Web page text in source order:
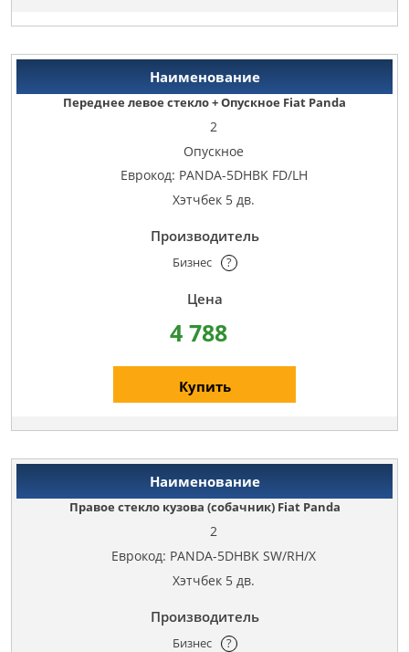
Переднее левое стекло + Опускное Fiat Panda
2
Опускное
Еврокод: PANDA-5DHBK FD/LH
Хэтчбек 5 дв.
Бизнес ?
4 788
Купить
Правое стекло кузова (собачник) Fiat Panda
2
Еврокод: PANDA-5DHBK SW/RH/X
Хэтчбек 5 дв.
Бизнес ?